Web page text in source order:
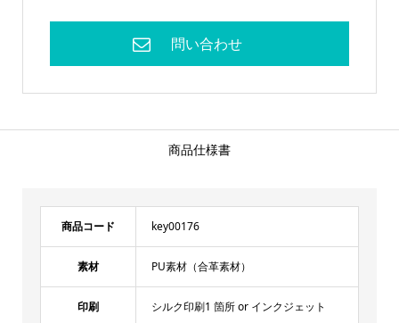
商品仕様書
商品コード key00176
素材 PU素材（合革素材）
印刷 シルク印刷1 箇所 or インクジェット